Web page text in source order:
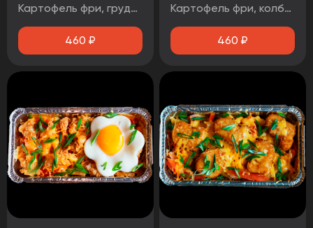
Картофель фри, грудинка свиная, яйцо, маринованный лук, помидор, шампиньоны, зеленый лук, сыр Гауда, соус чесночный
460 ₽
Картофель фри, колбаски баварские, соус BBQ, огурцы маринованные, зеленый лук, лук фритюрный, сыр
460 ₽